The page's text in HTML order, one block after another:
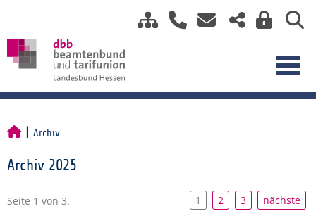
Archiv
Archiv 2025
Seite 1 von 3. 1 2 3 nächste